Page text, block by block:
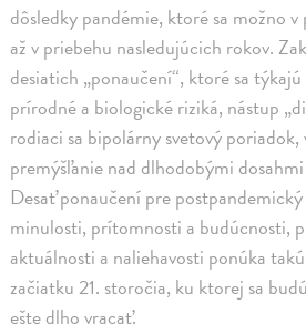
dôsledky pandémie, ktoré sa možno
až v priebehu nasledujúcich rokov.
desiatich „ponaučení“, ktoré sa
prírodné a biologické riziká, nástup
rodiaci sa bipolárny svetový
premýšľanie nad dlhodobými
Desať ponaučení pre
minulosti, prítomnosti a budúcnosti,
aktuálnosti a naliehavosti ponúka
začiatku 21. storočia, ku ktorej sa
ešte dlho vracať.